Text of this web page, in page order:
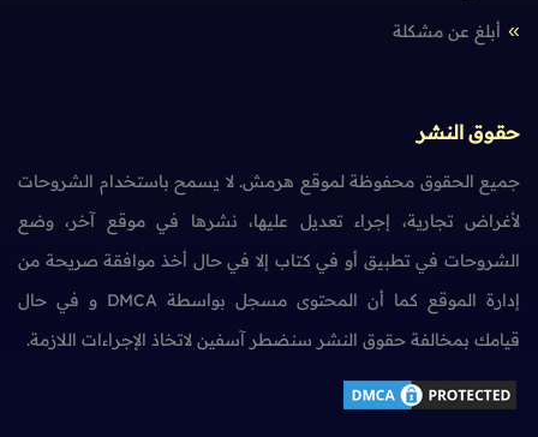
أبلغ عن مشكلة
حقوق النشر
جميع الحقوق محفوظة لموقع هرمش. لا يسمح باستخدام الشروحات
لأغراض تجارية، إجراء تعديل عليها، نشرها في موقع آخر، وضع
الشروحات في تطبيق أو في كتاب إلا في حال أخذ موافقة صريحة من
إدارة الموقع كما أن المحتوى مسجل بواسطة DMCA و في حال
قيامك بمخالفة حقوق النشر سنضطر آسفين لاتخاذ الإجراءات اللازمة.